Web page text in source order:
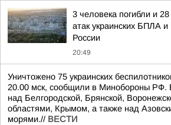
3 человека погибли и
атак украинских БПЛА и
России
20:49
Уничтожено 75 украинских
20.00 мск, сообщили в Минобороны
над Белгородской, Брянской,
областями, Крымом, а также над
морями.// ВЕСТИ